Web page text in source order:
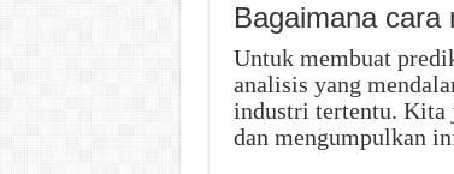
Bagaimana cara
Untuk membuat
analisis yang
industri tertentu. Kita
dan mengumpulkan